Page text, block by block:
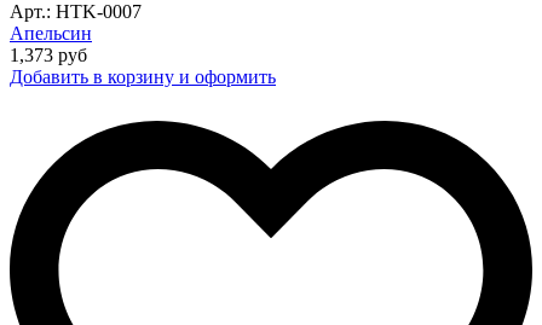
Арт.: HTK-0007
Апельсин
1,373 руб
Добавить в корзину и оформить